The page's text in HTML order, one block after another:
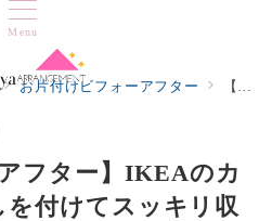
Menu
お片付けビフォーアフター 【IKEAビフォーアフター】IKEAのカラックスに目隠しを付けてスッキリ収納
フター】IKEAのカ
を付けてスッキリ収